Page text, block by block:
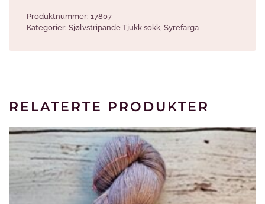
Produktnummer: 17807
Kategorier: Sjølvstripande Tjukk sokk, Syrefarga
RELATERTE PRODUKTER